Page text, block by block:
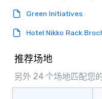
Green Initiatives
Hotel Nikko Rack
推荐场地
另外 24 个场地匹配您